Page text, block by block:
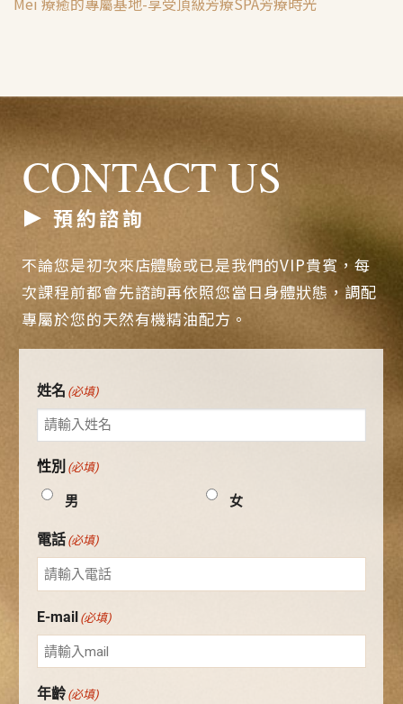
CONTACT US
預約諮詢
不論您是初次來店體驗或已是我們的VIP貴賓，每
次課程前都會先諮詢再依照您當日身體狀態，調配
專屬於您的天然有機精油配方。
姓名 (必填)
性別 (必填)
男 女
電話 (必填)
E-mail (必填)
年齡 (必填)